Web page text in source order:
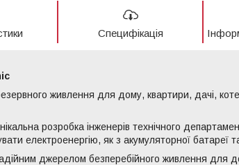
Специфікація
живлення для дому, квартири, дачі,
розробка інженерів технічного
електроенергію, як з акумуляторної батареї
джерелом безперебійного живлення для